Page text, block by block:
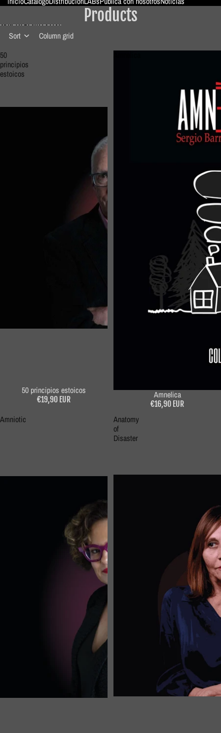
Products
SKIP TO RESULTS LIST
Sort
Column grid
50
principios
estoicos
50 principios estoicos
€19,90 EUR Amnelica
€16,90 EUR
Amniotic
Anatomy
of
Disaster